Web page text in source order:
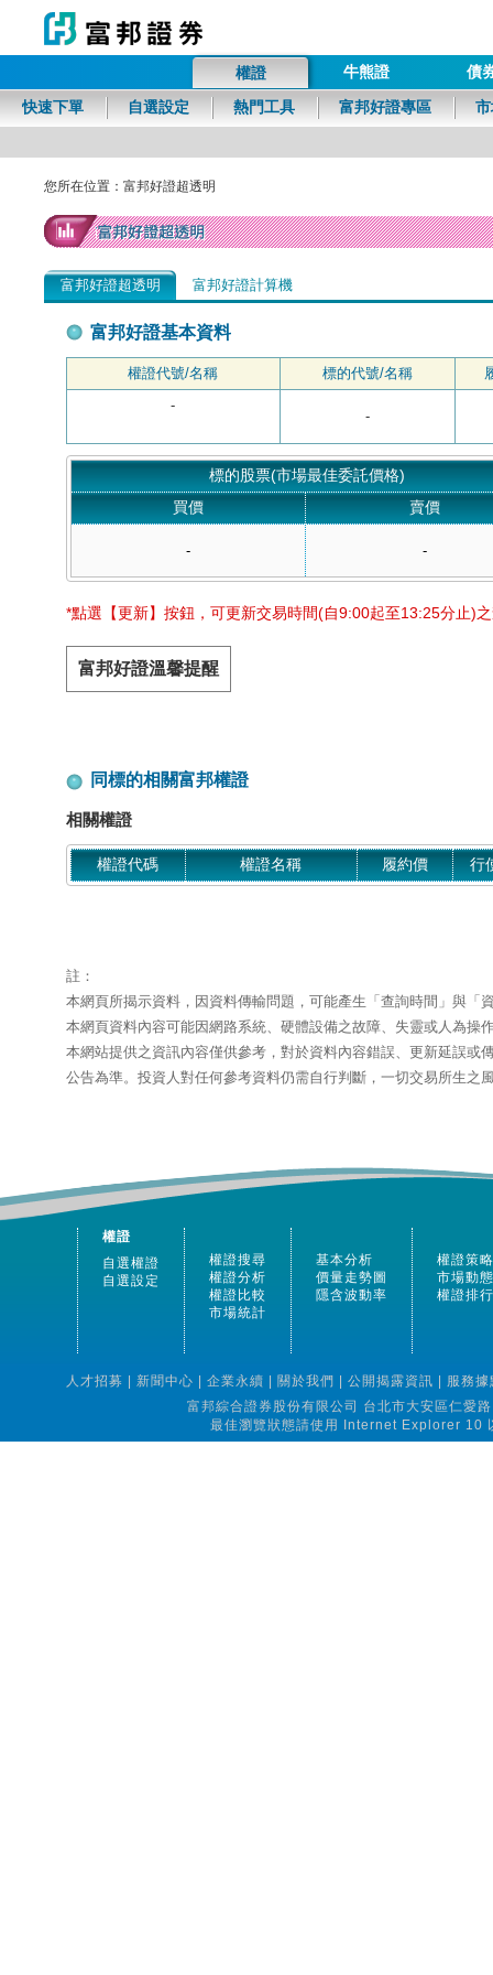
富邦證券
權證
快速下單
自選設定 熱門工具 富邦好證專區
牛熊證 債
您所在位置：富邦好證超透明
富邦好證超透明 富邦好證計算機
富邦好證基本資料
權證代號/名稱 標的代號/名稱
-
-
標的股票(市場最佳委託價格)
買價
賣價
- -
*點選【更新】按鈕，可更新交易時間(自9:00起至13:25分止)
富邦好證溫馨提醒
同標的相關富邦權證
相關權證
權證代碼 權證名稱 履約價 行
註：
本網頁所揭示資料，因資料傳輸問題，可能產生「查詢時間」與「
本網頁資料內容可能因網路系統、硬體設備之故障、失靈或人為操
本網站提供之資訊內容僅供參考，對於資料內容錯誤、更新延誤
公告為準。投資人對任何參考資料仍需自行判斷，一切交易所生之
權證
自選權證
自選設定
權證搜尋
權證分析
權證比較
市場統計
基本分析
價量走勢圖
隱含波動率
權證策略
市場動態
權證排行
人才招募 新聞中心 企業永續 關於我們 公開揭露資訊
服務據
富邦綜合證券股份有限公司 台北市大安區仁
最佳瀏覽狀態請使用 Internet Explorer 10